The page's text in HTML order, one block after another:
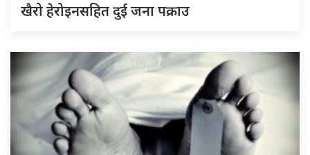
खैरो हेरोइनसहित दुई जना पक्राउ